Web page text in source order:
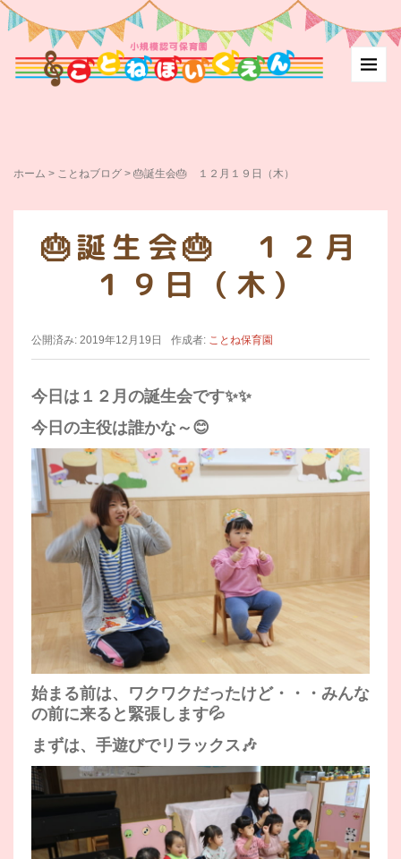
ホーム > ことねブログ > 🎂誕生会🎂 １２月１９日（木）
🎂誕生会🎂 １２月
１９日（木）
公開済み: 2019年12月19日 作成者: ことね保育園
今日は１２月の誕生会です✨✨
今日の主役は誰かな～😊
始まる前は、ワクワクだったけど・・・みんな
の前に来ると緊張します💦
まずは、手遊びでリラックス🎶